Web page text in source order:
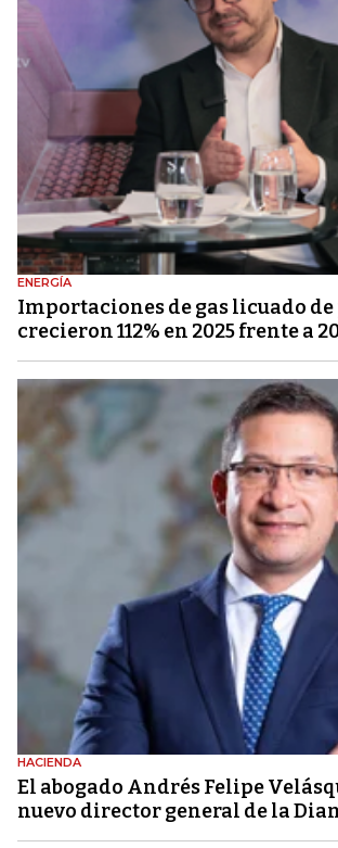
ENERGÍA
Importaciones de gas licuado
crecieron 112% en 2025 frente a
HACIENDA
El abogado Andrés Felipe
nuevo director general de la